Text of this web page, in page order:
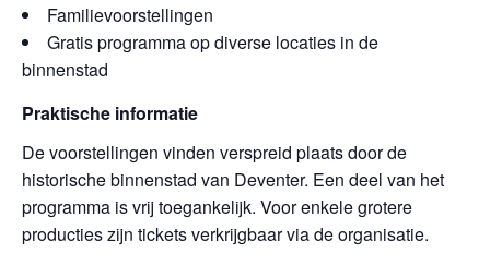
Familievoorstellingen
Gratis programma op diverse locaties in de
binnenstad
Praktische informatie
De voorstellingen vinden verspreid plaats door de
historische binnenstad van Deventer. Een deel van het
programma is vrij toegankelijk. Voor enkele grotere
producties zijn tickets verkrijgbaar via de organisatie.